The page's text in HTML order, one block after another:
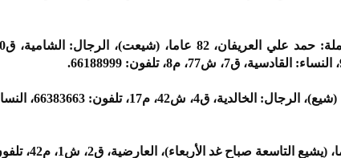
يوسف أحمد محمد غيث، 62 عاما،